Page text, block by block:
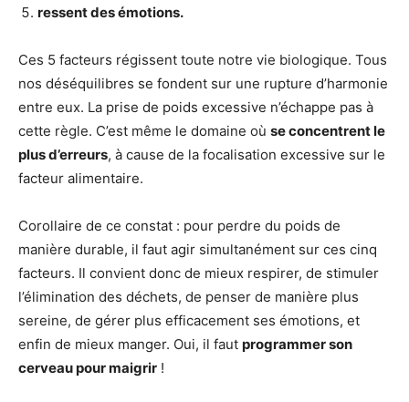
ressent des émotions.
Ces 5 facteurs régissent toute notre vie biologique. Tous
nos déséquilibres se fondent sur une rupture d’harmonie
entre eux. La prise de poids excessive n’échappe pas à
cette règle. C’est même le domaine où se concentrent le
plus d’erreurs, à cause de la focalisation excessive sur le
facteur alimentaire.
Corollaire de ce constat : pour perdre du poids de
manière durable, il faut agir simultanément sur ces cinq
facteurs. Il convient donc de mieux respirer, de stimuler
l’élimination des déchets, de penser de manière plus
sereine, de gérer plus efficacement ses émotions, et
enfin de mieux manger. Oui, il faut programmer son
cerveau pour maigrir !